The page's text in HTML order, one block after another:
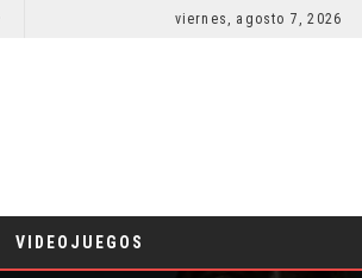
LA NOCHE DEL DEMONIO: ESTÁN ENTRE NOSOTROS – TRAILER FINAL
viernes, agosto 7, 2026
VIDEOJUEGOS